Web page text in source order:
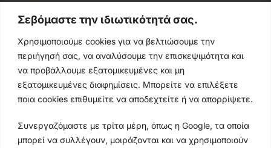
Σεβόμαστε την ιδιωτικότητά σας.
Χρησιμοποιούμε cookies για να βελτιώσουμε την
περιήγησή σας, να αναλύσουμε την επισκεψιμότητα και
να προβάλλουμε εξατομικευμένες και μη
εξατομικευμένες διαφημίσεις. Μπορείτε να επιλέξετε
ποια cookies επιθυμείτε να αποδεχτείτε ή να απορρίψετε.
Συνεργαζόμαστε με τρίτα μέρη, όπως η Google, τα οποία
μπορεί να συλλέγουν, μοιράζονται και να χρησιμοποιούν
Ωράρια & Διευθύνσεις →
210 4929089
Κεντρικό τηλέφωνο
info@thikishop.gr
Δευ - Σάβ: 10:00 - 21:00